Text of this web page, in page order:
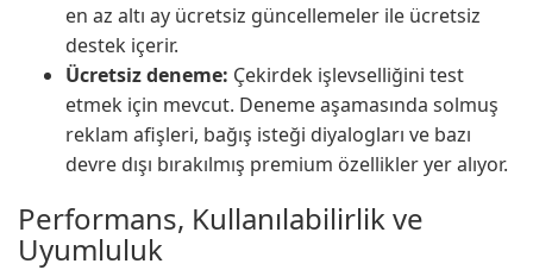
en az altı ay ücretsiz güncellemeler ile ücretsiz
destek içerir.
Ücretsiz deneme: Çekirdek işlevselliğini test
etmek için mevcut. Deneme aşamasında solmuş
reklam afişleri, bağış isteği diyalogları ve bazı
devre dışı bırakılmış premium özellikler yer alıyor.
Performans, Kullanılabilirlik ve
Uyumluluk